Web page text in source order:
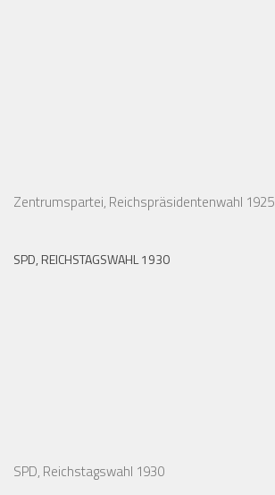
Zentrumspartei, Reichspräsidentenwahl 1925
SPD, REICHSTAGSWAHL 1930
SPD, Reichstagswahl 1930